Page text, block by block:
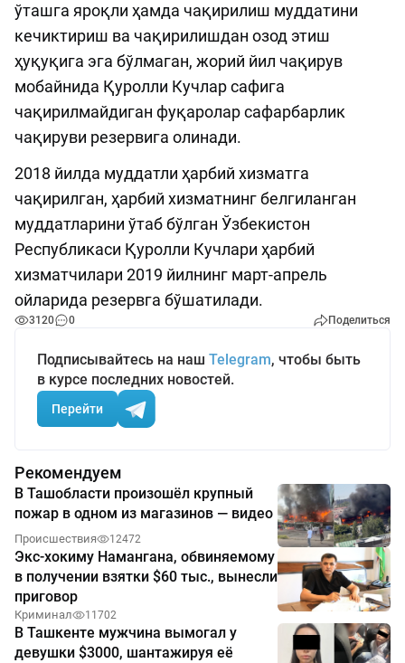
ўташга яроқли ҳамда чақирилиш муддатини
кечиктириш ва чақирилишдан озод этиш
ҳуқуқига эга бўлмаган, жорий йил чақирув
мобайнида Қуролли Кучлар сафига
чақирилмайдиган фуқаролар сафарбарлик
чақируви резервига олинади.
2018 йилда муддатли ҳарбий хизматга
чақирилган, ҳарбий хизматнинг белгиланган
муддатларини ўтаб бўлган Ўзбекистон
Республикаси Қуролли Кучлари ҳарбий
хизматчилари 2019 йилнинг март-апрель
ойларида резервга бўшатилади.
3120 0 Поделиться
Подписывайтесь на наш Telegram, чтобы быть
в курсе последних новостей.
Перейти
Рекомендуем
В Ташобласти произошёл крупный
пожар в одном из магазинов — видео
Происшествия 12472
Экс-хокиму Намангана, обвиняемому
в получении взятки $60 тыс., вынесли
приговор
Криминал 11702
В Ташкенте мужчина вымогал у
девушки $3000, шантажируя её